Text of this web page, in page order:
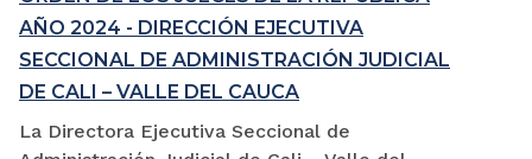
AÑO 2024 - DIRECCIÓN EJECUTIVA
SECCIONAL DE ADMINISTRACIÓN JUDICIAL
DE CALI – VALLE DEL CAUCA
La Directora Ejecutiva Seccional de